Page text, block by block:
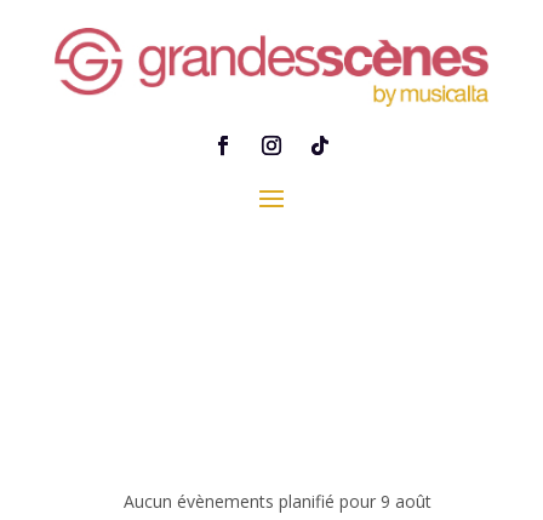
Aucun évènements planifié pour 9 août